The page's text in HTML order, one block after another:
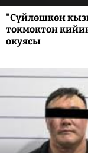
"Сүйлөшкөн
токмоктон
окуясы